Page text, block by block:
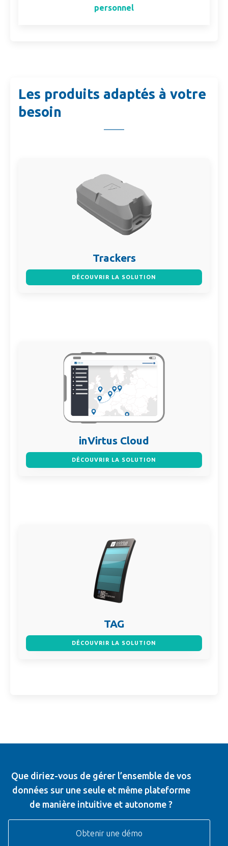
personnel
Les produits adaptés à votre
besoin
Trackers
DÉCOUVRIR LA SOLUTION
inVirtus Cloud
DÉCOUVRIR LA SOLUTION
TAG
DÉCOUVRIR LA SOLUTION
Que diriez-vous de gérer l’ensemble de vos
données sur une seule et même plateforme
de manière intuitive et autonome ?
Obtenir une démo